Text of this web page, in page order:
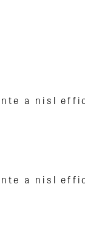
a nisl
a nisl